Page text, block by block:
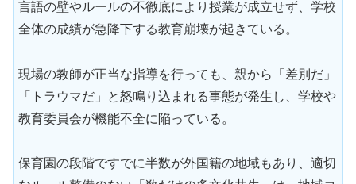
言語の壁やルールの不徹底により授業が成立せず、学校
全体の成績が急降下する教育崩壊が起きている。
現場の教師が正当な指導を行っても、親から「差別だ」
「トラウマだ」と怒鳴り込まれる事態が発生し、学校や
教育委員会が機能不全に陥っている。
保育園の段階ですでに半数が外国籍の地域もあり、適切